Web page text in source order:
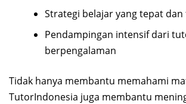
Strategi belajar yang tepat
Pendampingan intensif dari
berpengalaman
Tidak hanya membantu memahami
TutorIndonesia juga membantu